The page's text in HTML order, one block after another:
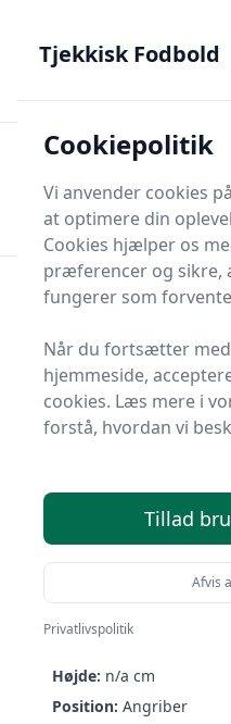
dansk
Søg nu
Matěj
Højde: n/a cm
Position: Angriber
Tjekkisk Fodbold
Cookiepolitik
Vi anvender cookies
at optimere din
Cookies hjælper os
præferencer og sikre,
fungerer som
Når du fortsætter
hjemmeside,
cookies. Læs mere i
forstå, hvordan vi
Tillad
Afvis
Privatlivspolitik